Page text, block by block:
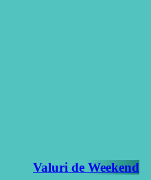
Valuri de Weekend